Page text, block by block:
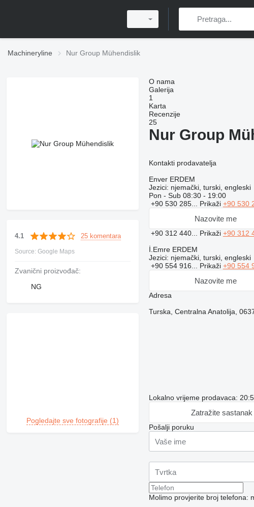
Machineryline Nur Group Mühendislik
4.1 25 komentara
Source: Google Maps
Zvanični proizvođač:
NG
Pogledajte sve fotografije (1)
O nama
Galerija
1
Karta
Recenzije
25
Nur Group
Kontakti prodavatelja
Enver ERDEM
Jezici: njemački, turski, engleski
Pon - Sub 08:30 - 19:00
+90 530 285... Prikaži +90 530
Nazovite me
+90 312 440... Prikaži +90 312
İ.Emre ERDEM
Jezici: njemački, turski, engleski
+90 554 916... Prikaži +90 554
Nazovite me
Adresa
Turska, Centralna Anatolija,
Lokalno vrijeme prodavaca:
Zatražite sastanak
Pošalji poruku
Molimo provjerite broj telefona: